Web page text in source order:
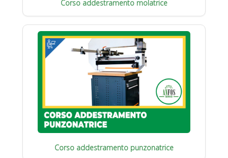
Corso addestramento molatrice
Corso addestramento punzonatrice